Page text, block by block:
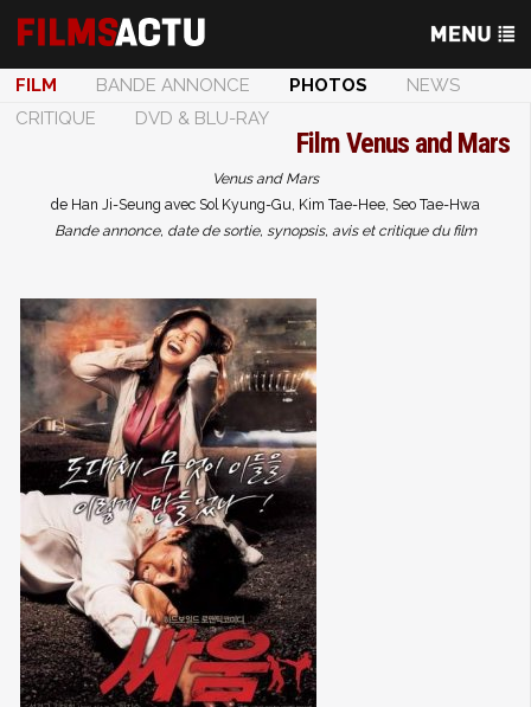
FILM BANDE ANNONCE PHOTOS
NEWS
CRITIQUE
DVD & BLU-RAY
FilmVenus and Mars
Venus and Mars
de Han Ji-Seung avec Sol Kyung-Gu, Kim Tae-Hee, Seo Tae-Hwa
Bande annonce, date de sortie, synopsis, avis et critique du film